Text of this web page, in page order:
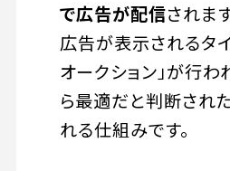
で広告が配信されま
広告が表示されるタ
オークション」が行わ
ら最適だと判断され
れる仕組みです。